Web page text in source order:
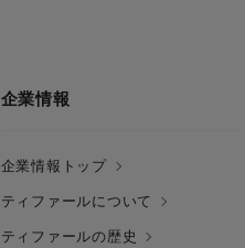
企業情報
企業情報トップ
ティファールについて
ティファールの歴史